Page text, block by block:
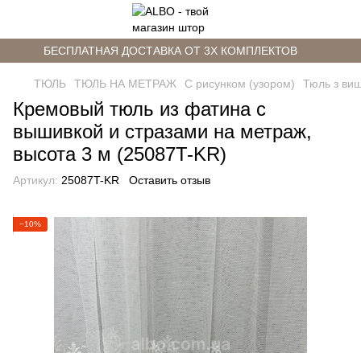
БЕСПЛАТНАЯ ДОСТАВКА ОТ 3Х КОМПЛЕКТОВ
ТЮЛЬ ТЮЛЬ НА МЕТРАЖ С рисунком (узором) Тюль з
Кремовый тюль из фатина с
вышивкой и стразами на метраж,
высота 3 м (25087T-KR)
Артикул: 25087T-KR Оставить отзыв
−10%